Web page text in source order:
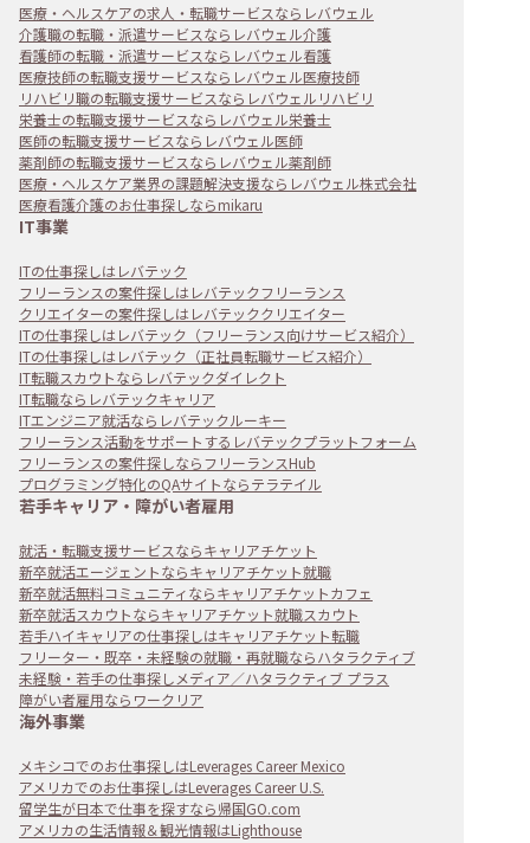
医療・ヘルスケアの求人・転職サービスならレバウェル
介護職の転職・派遣サービスならレバウェル介護
看護師の転職・派遣サービスならレバウェル看護
医療技師の転職支援サービスならレバウェル医療技師
リハビリ職の転職支援サービスならレバウェルリハビリ
栄養士の転職支援サービスならレバウェル栄養士
医師の転職支援サービスならレバウェル医師
薬剤師の転職支援サービスならレバウェル薬剤師
医療・ヘルスケア業界の課題解決支援ならレバウェル株式会社
医療看護介護のお仕事探しならmikaru
IT事業
ITの仕事探しはレバテック
フリーランスの案件探しはレバテックフリーランス
クリエイターの案件探しはレバテッククリエイター
ITの仕事探しはレバテック（フリーランス向けサービス紹介）
ITの仕事探しはレバテック（正社員転職サービス紹介）
IT転職スカウトならレバテックダイレクト
IT転職ならレバテックキャリア
ITエンジニア就活ならレバテックルーキー
フリーランス活動をサポートするレバテックプラットフォーム
フリーランスの案件探しならフリーランスHub
プログラミング特化のQAサイトならテラテイル
若手キャリア・障がい者雇用
就活・転職支援サービスならキャリアチケット
新卒就活エージェントならキャリアチケット就職
新卒就活無料コミュニティならキャリアチケットカフェ
新卒就活スカウトならキャリアチケット就職スカウト
若手ハイキャリアの仕事探しはキャリアチケット転職
フリーター・既卒・未経験の就職・再就職ならハタラクティブ
未経験・若手の仕事探しメディア／ハタラクティブ プラス
障がい者雇用ならワークリア
海外事業
メキシコでのお仕事探しはLeverages Career Mexico
アメリカでのお仕事探しはLeverages Career U.S.
留学生が日本で仕事を探すなら帰国GO.com
アメリカの生活情報＆観光情報はLighthouse